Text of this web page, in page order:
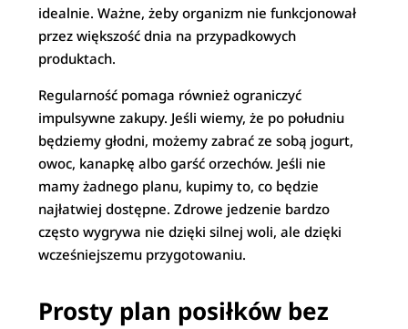
idealnie. Ważne, żeby organizm nie funkcjonował
przez większość dnia na przypadkowych
produktach.
Regularność pomaga również ograniczyć
impulsywne zakupy. Jeśli wiemy, że po południu
będziemy głodni, możemy zabrać ze sobą jogurt,
owoc, kanapkę albo garść orzechów. Jeśli nie
mamy żadnego planu, kupimy to, co będzie
najłatwiej dostępne. Zdrowe jedzenie bardzo
często wygrywa nie dzięki silnej woli, ale dzięki
wcześniejszemu przygotowaniu.
Prosty plan posiłków bez